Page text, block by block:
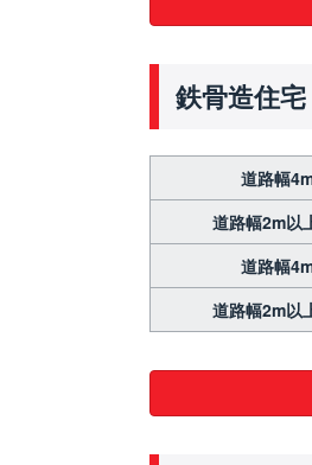
鉄骨造住宅
道路幅
道路幅2m以
道路幅
道路幅2m以